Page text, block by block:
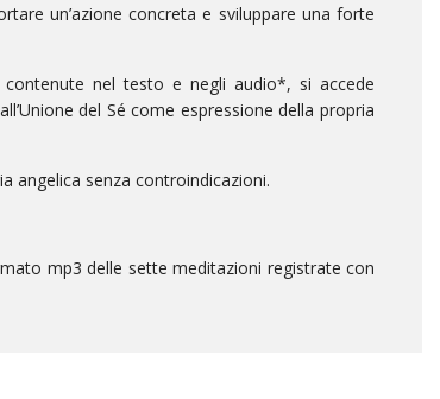
un’azione concreta e sviluppare una forte
nel testo e negli audio*, si accede
del Sé come espressione della propria
angelica senza controindicazioni.
mp3 delle sette meditazioni registrate con